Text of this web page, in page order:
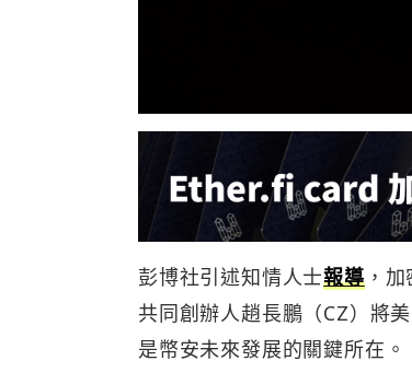
彭博社引述知情人士報導，加
共同創辦人趙長鵬（CZ）將
是幣安未來發展的關鍵所在。